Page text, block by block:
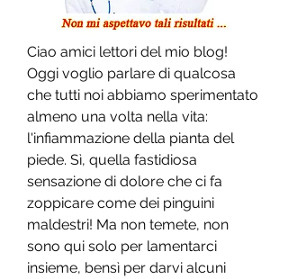
Ciao amici lettori del mio blog!
Oggi voglio parlare di qualcosa
che tutti noi abbiamo sperimentato
almeno una volta nella vita:
l'infiammazione della pianta del
piede. Sì, quella fastidiosa
sensazione di dolore che ci fa
zoppicare come dei pinguini
maldestri! Ma non temete, non
sono qui solo per lamentarci
insieme, bensì per darvi alcuni